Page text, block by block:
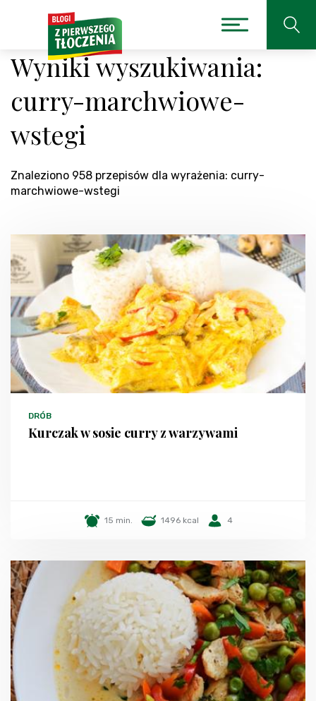
Wyniki wyszukiwania:
curry-marchwiowe-
wstegi
Znaleziono 958 przepisów dla wyrażenia: curry-
marchwiowe-wstegi
DRÓB
Kurczak w sosie curry z warzywami
15 min. 1496 kcal 4